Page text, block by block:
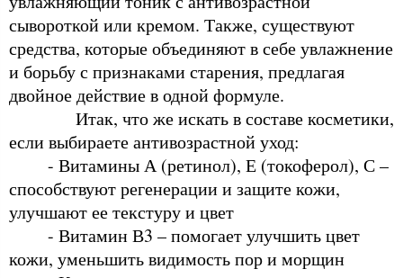
сывороткой или кремом. Также, существуют
средства, которые объединяют в себе увлажнение
и борьбу с признаками старения, предлагая
двойное действие в одной формуле.
Итак, что же искать в составе косметики,
если выбираете антивозрастной уход:
- Витамины А (ретинол), Е (токоферол), С –
способствуют регенерации и защите кожи,
улучшают ее текстуру и цвет
- Витамин В3 – помогает улучшить цвет
кожи, уменьшить видимость пор и морщин